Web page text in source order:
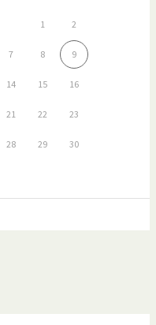
1 2
7 8 9
14 15 16
21 22 23
28 29 30